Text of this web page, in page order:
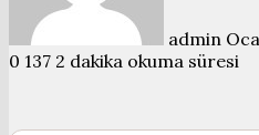
admin
0 137 2 dakika okuma süresi